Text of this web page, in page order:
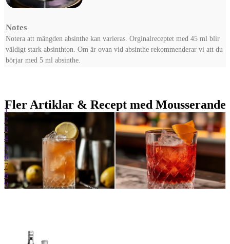
Notes
Notera att mängden absinthe kan varieras. Orginalreceptet med 45 ml blir
väldigt stark absinthton. Om är ovan vid absinthe rekommenderar vi att du
börjar med 5 ml absinthe.
Fler Artiklar & Recept med Mousserande
Mousserande
drinkar
1
2
3
4
5
6
7
8
9